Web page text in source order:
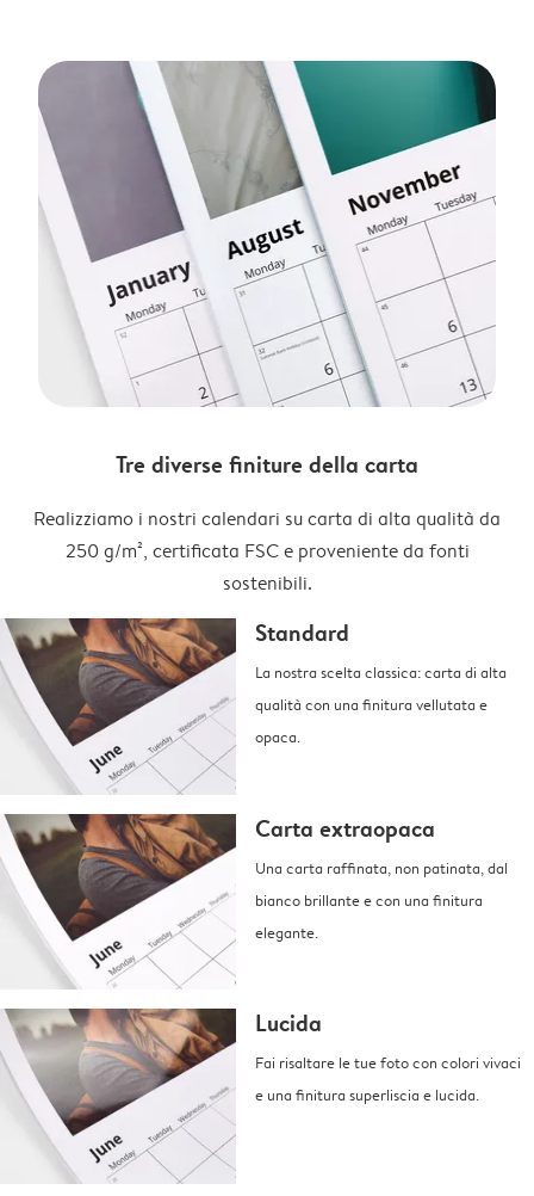
Tre diverse finiture della carta
Realizziamo i nostri calendari su carta di alta qualità da
250 g/m², certificata FSC e proveniente da fonti
sostenibili.
Standard
La nostra scelta classica: carta di alta
qualità con una finitura vellutata e
opaca.
Carta extraopaca
Una carta raffinata, non patinata, dal
bianco brillante e con una finitura
elegante.
Lucida
Fai risaltare le tue foto con colori vivaci
e una finitura superliscia e lucida.